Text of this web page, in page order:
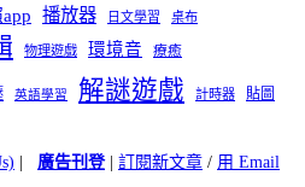
播放器 日文學習 桌布
物理遊戲 環境音 療癒
英語學習 解謎遊戲 計時器
貼圖
廣告刊登| 訂閱新文章 / 用 Email